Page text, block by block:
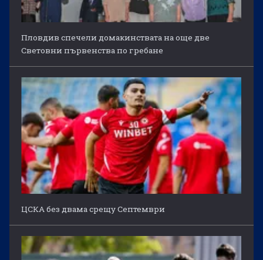
Пловдив спечели домакинствата на още две
Световни първенства по гребане
ЦСКА без двама срещу Септември